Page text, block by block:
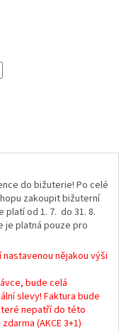
do bižuterie! Po celé
zakoupit bižuterní
platí od 1. 7. do 31. 8.
je platná pouze pro
nějakou výši
bude celá
slevy! Faktura bude
nepatří do této
(AKCE 3+1)